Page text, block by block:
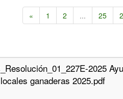
« 1 2 ... 25
2025
ganaderas 2025.pdf